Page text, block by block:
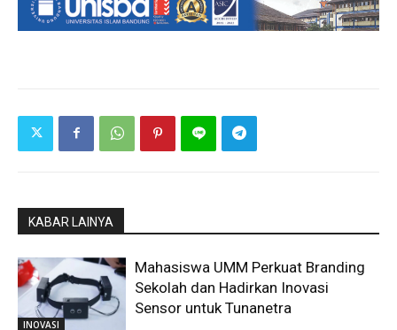
KABAR LAINYA
INOVASI
Mahasiswa UMM Perkuat Branding
Sekolah dan Hadirkan Inovasi
Sensor untuk Tunanetra